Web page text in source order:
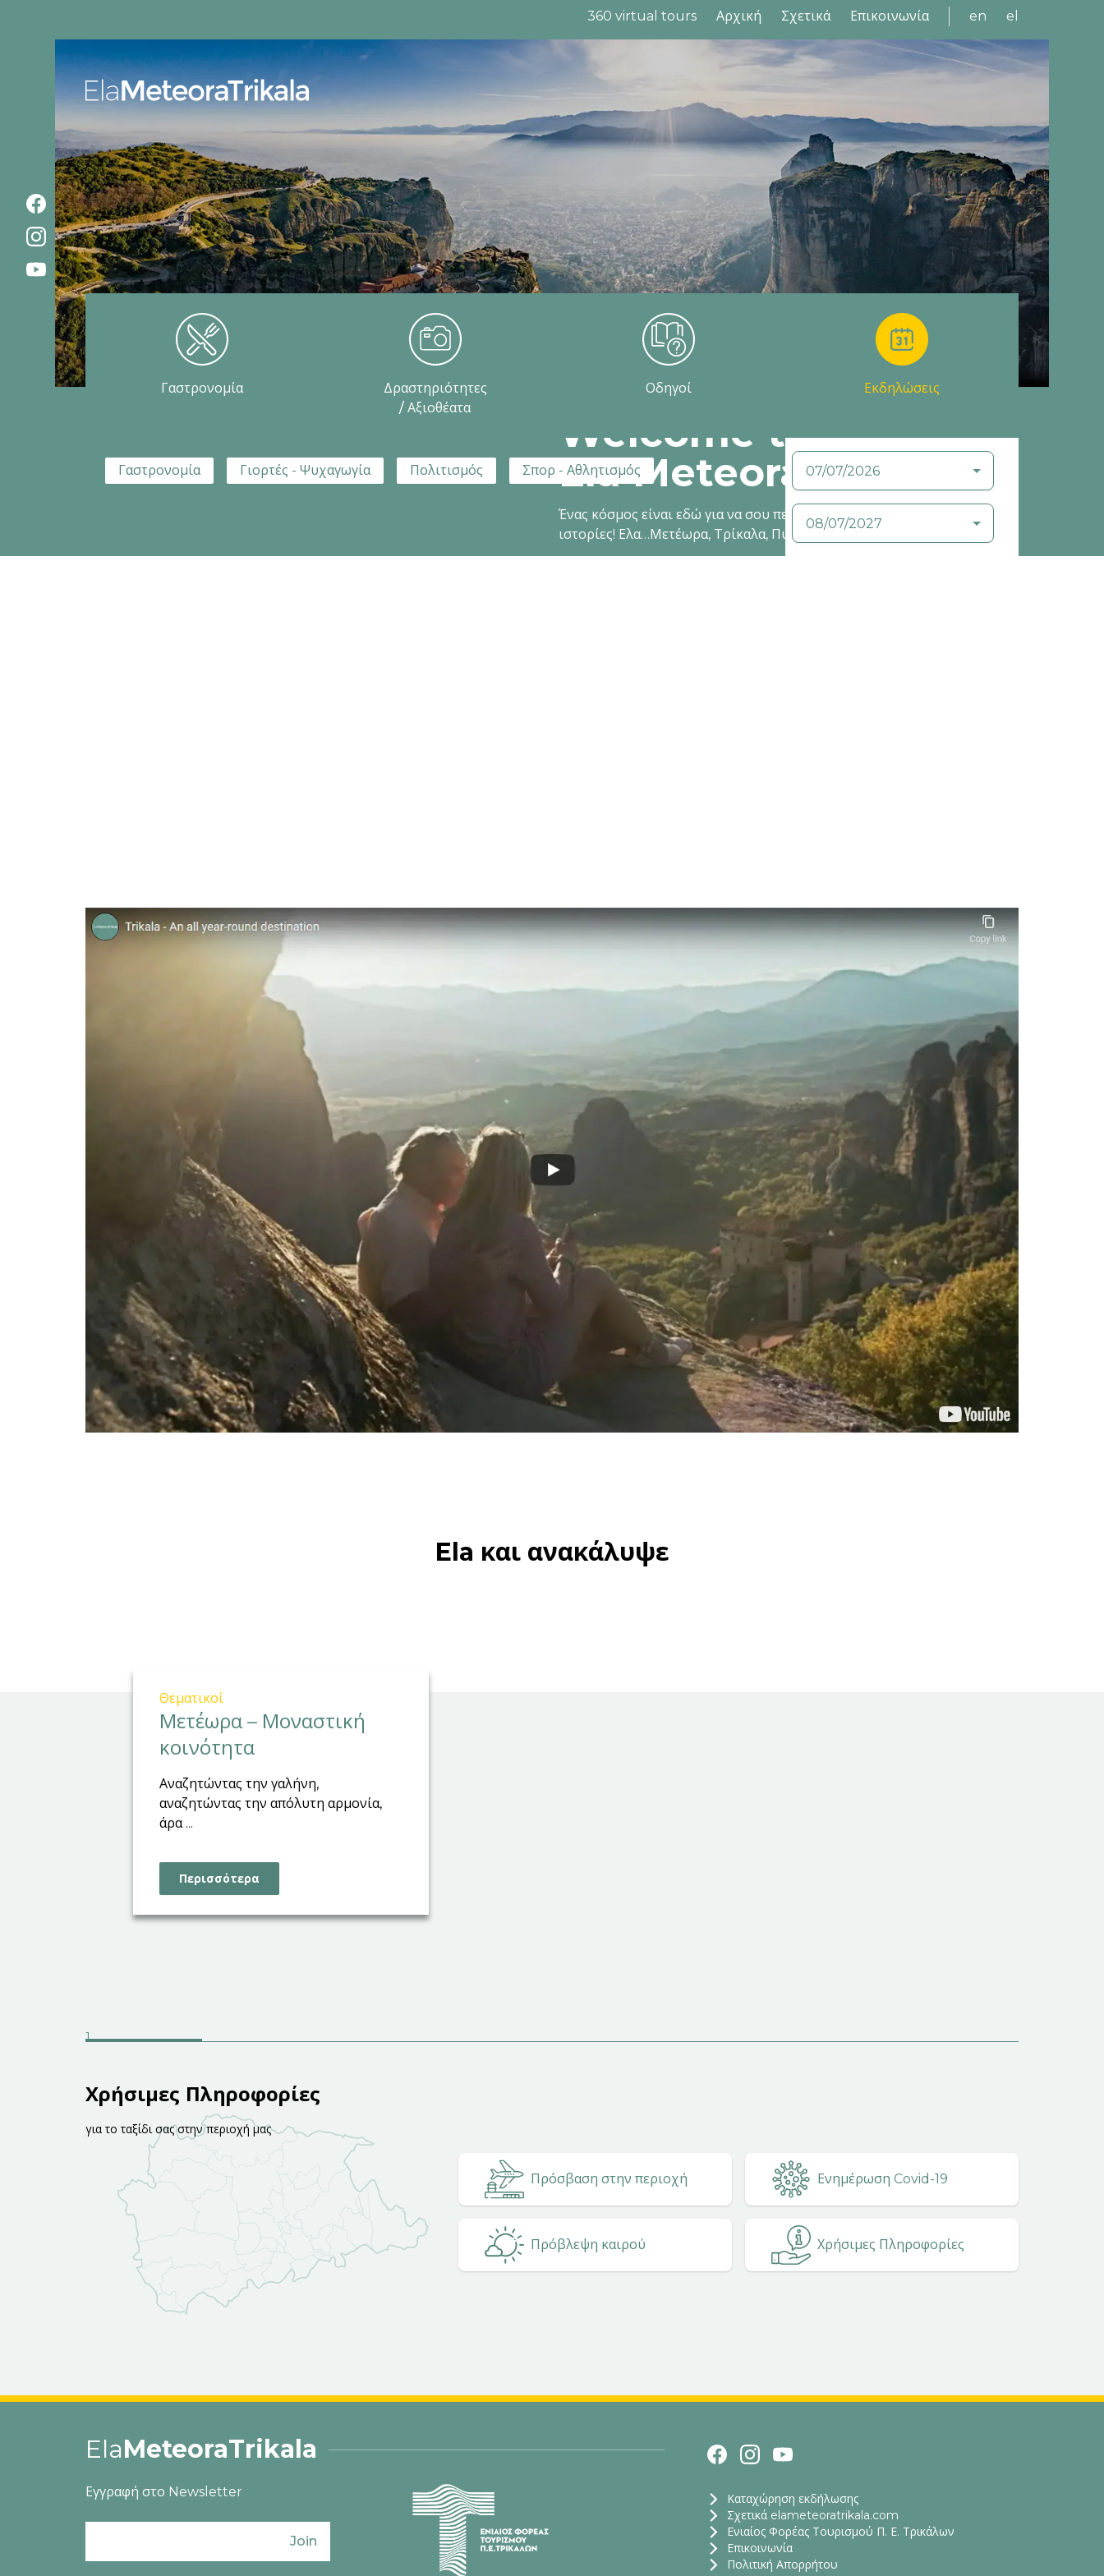
Ela MeteoraTrikala
360 virtual tours Αρχική Σχετικά Επικοινωνία en el
Welcome to
Ela Meteora Trikala
Ένας κόσμος είναι εδώ για να σου πει αμέτρητες
ιστορίες! Ελα…Μετέωρα, Τρίκαλα, Πύλη, Φαρκαδόνα
Γαστρονομία
Δραστηριότητες
/ Αξιοθέατα
Οδηγοί Εκδηλώσεις
Γαστρονομία Γιορτές - Ψυχαγωγία Πολιτισμός Σπορ - Αθλητισμός
Από:
Μέχρι:
Ela και ανακάλυψε
Θεματικοί
Μετέωρα – Μοναστική
κοινότητα
Αναζητώντας την γαλήνη,
αναζητώντας την απόλυτη αρμονία,
άρα ...
Περισσότερα
Χρήσιμες Πληροφορίες
για το ταξίδι σας στην περιοχή μας
Πρόσβαση στην περιοχή Ενημέρωση Covid-19
Πρόβλεψη καιρού Χρήσιμες Πληροφορίες
ElaMeteoraTrikala
Εγγραφή στο Newsletter
Join
Καταχώρηση εκδήλωσης
Σχετικά elameteoratrikala.com
Ενιαίος Φορέας Τουρισμού Π. Ε. Τρικάλων
Επικοινωνία
Πολιτική Απορρήτου